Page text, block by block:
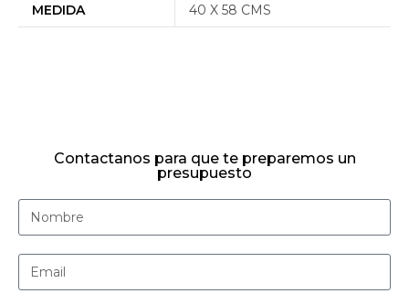
MEDIDA 40 X 58 CMS
Contactanos para que te preparemos un
presupuesto